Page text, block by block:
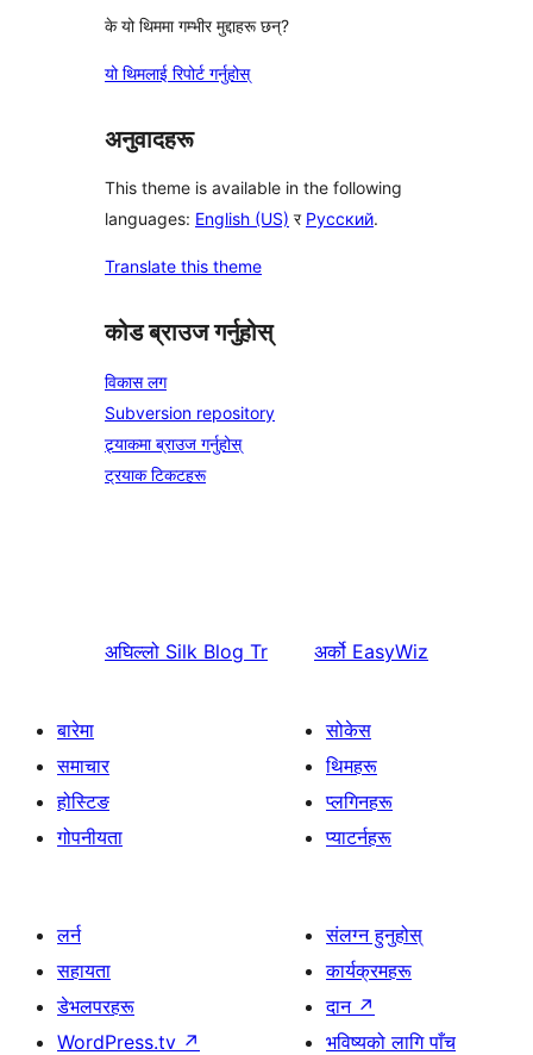
के यो थिममा गम्भीर मुद्दाहरू छन्?
यो थिमलाई रिपोर्ट गर्नुहोस्
अनुवादहरू
This theme is available in the following
languages: English (US) र Русский.
Translate this theme
कोड ब्राउज गर्नुहोस्
विकास लग
Subversion repository
ट्र्याकमा ब्राउज गर्नुहोस्
ट्रयाक टिकटहरू
अघिल्लो Silk Blog Tr अर्को EasyWiz
बारेमा
समाचार
होस्टिङ
गोपनीयता
सोकेस
थिमहरू
प्लगिनहरू
प्याटर्नहरू
लर्न
सहायता
डेभलपरहरू
WordPress.tv ↗
संलग्न हुनुहोस्
कार्यक्रमहरू
दान ↗
भविष्यको लागि पाँच